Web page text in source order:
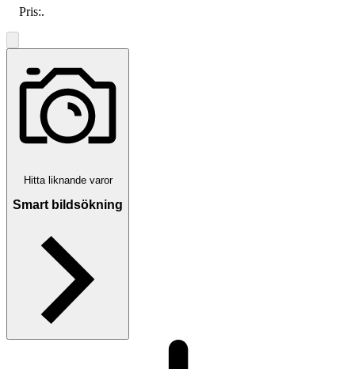
Pris:.
Hitta liknande varor
Smart bildsökning